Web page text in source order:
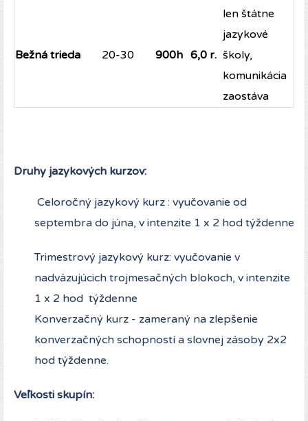
Bežná trieda 20-30 900h 6,0 r.
len štátne
jazykové
školy,
komunikácia
zaostáva
Druhy jazykových kurzov:
Celoročný jazykový kurz : vyučovanie od
septembra do júna, v intenzite 1 x 2 hod týždenne
Trimestrový jazykový kurz: vyučovanie v
nadväzujúcich trojmesačných blokoch, v intenzite
1 x 2 hod týždenne
Konverzačný kurz - zameraný na zlepšenie
konverzačných schopností a slovnej zásoby 2x2
hod týždenne.
Veľkosti skupín: